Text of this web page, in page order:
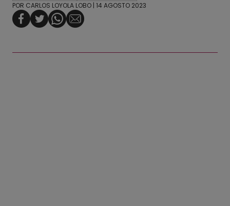
POR CARLOS LOYOLA LOBO | 14 AGOSTO 2023